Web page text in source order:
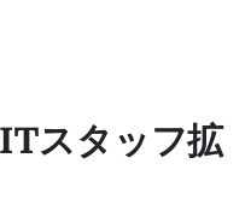
スタッフ拡